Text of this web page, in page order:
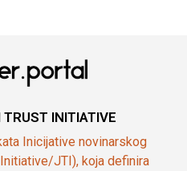
INITIATIVE
Inicijative novinarskog
JTI), koja definira